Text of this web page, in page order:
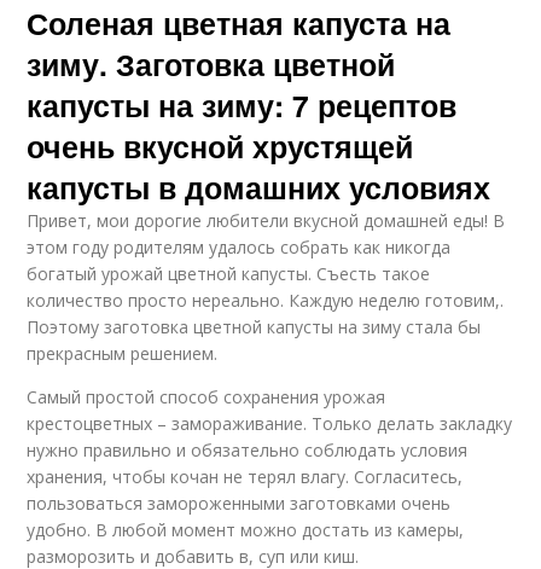
условиях
условиях
Домашний засолка
Кусочки в домашних
условиях
Сала в домашних
условиях
Условия с чесноком
Соленая цветная капуста на
зиму. Заготовка цветной
капусты на зиму: 7 рецептов
очень вкусной хрустящей
капусты в домашних условиях
Привет, мои дорогие любители вкусной домашней еды! В
этом году родителям удалось собрать как никогда
богатый урожай цветной капусты. Съесть такое
количество просто нереально. Каждую неделю готовим,.
Поэтому заготовка цветной капусты на зиму стала бы
прекрасным решением.
Самый простой способ сохранения урожая
крестоцветных – замораживание. Только делать закладку
нужно правильно и обязательно соблюдать условия
хранения, чтобы кочан не терял влагу. Согласитесь,
пользоваться замороженными заготовками очень
удобно. В любой момент можно достать из камеры,
разморозить и добавить в, суп или киш.